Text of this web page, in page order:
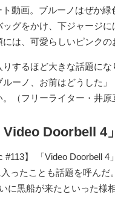
動画。ブルーノはぜか緑
グをかけ、下ジャージ
は、可愛らしいピンクの
するほど大きな話題に
ーノ、お前はどうした」
（フリーライター・井原
Doorbell 4
#113】 「Video Doorbell
ったことも話題を呼ん
に黒船が来たといった様